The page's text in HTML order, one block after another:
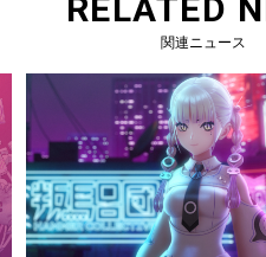
RELATED
関連ニュース